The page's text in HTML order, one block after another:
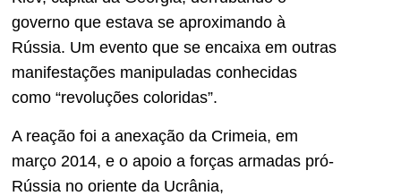
governo que estava se aproximando à
Rússia. Um evento que se encaixa em outras
manifestações manipuladas conhecidas
como “revoluções coloridas”.
A reação foi a anexação da Crimeia, em
março 2014, e o apoio a forças armadas pró-
Rússia no oriente da Ucrânia,